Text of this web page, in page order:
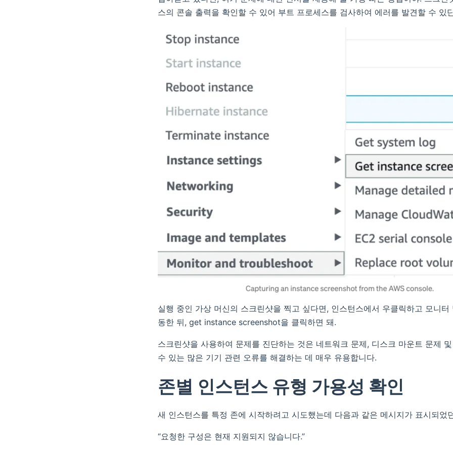
스의 콘솔 출력을 확인할 수 있어 부트 프로세스를 검사하여 에러를 발견할 수 있
실행 중인 가상 머신의 스크린샷을 찍고 싶다면, 인스턴스에서 우클릭하고 모니
동한 뒤, get instance screenshot을 클릭하면 돼.
스크린샷을 사용하여 문제를 진단하는 것은 네트워크 문제, 디스크 마운트 문제
수 있는 많은 기기 관련 오류를 해결하는 데 매우 유용합니다.
존별 인스턴스 유형 가용성 확인
새 인스턴스를 특정 존에 시작하려고 시도했는데 다음과 같은 메시지가 표시되었
“요청한 구성은 현재 지원되지 않습니다.”